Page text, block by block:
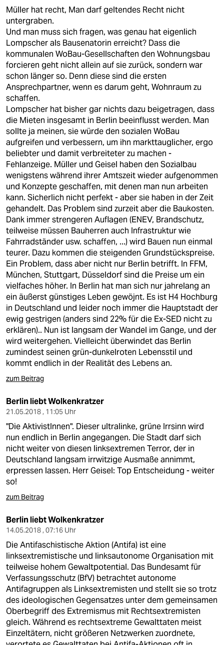
Müller hat recht, Man darf geltendes Recht nicht
untergraben.
Und man muss sich fragen, was genau hat eigenlich
Lompscher als Bausenatorin erreicht? Dass die
kommunalen WoBau-Gesellschaften den Wohnungsbau
forcieren geht nicht allein auf sie zurück, sondern war
schon länger so. Denn diese sind die ersten
Ansprechpartner, wenn es darum geht, Wohnraum zu
schaffen.
Lompscher hat bisher gar nichts dazu beigetragen, dass
die Mieten insgesamt in Berlin beeinflusst werden. Man
sollte ja meinen, sie würde den sozialen WoBau
aufgreifen und verbessern, um ihn markttauglicher, ergo
beliebter und damit verbreiteter zu machen -
Fehlanzeige. Müller und Geisel haben den Sozialbau
wenigstens während ihrer Amtszeit wieder aufgenommen
und Konzepte geschaffen, mit denen man nun arbeiten
kann. Sicherlich nicht perfekt - aber sie haben in der Zeit
gehandelt. Das Problem sind zurzeit aber die Baukosten.
Dank immer strengeren Auflagen (ENEV, Brandschutz,
teilweise müssen Bauherren auch Infrastruktur wie
Fahrradständer usw. schaffen, ...) wird Bauen nun einmal
teurer. Dazu kommen die steigenden Grundstückspreise.
Ein Problem, dass aber nicht nur Berlin betrifft. In FFM,
München, Stuttgart, Düsseldorf sind die Preise um ein
vielfaches höher. In Berlin hat man sich nur jahrelang an
ein äußerst günstiges Leben gewöjnt. Es ist H4 Hochburg
in Deutschland und leider noch immer die Hauptstadt der
ewig gestrigen (anders sind 22% für die Ex-SED nicht zu
erklären).. Nun ist langsam der Wandel im Gange, und der
wird weitergehen. Vielleicht überwindet das Berlin
zumindest seinen grün-dunkelroten Lebensstil und
kommt endlich in der Realität des Lebens an.
zum Beitrag
Berlin liebt Wolkenkratzer
21.05.2018 , 11:05 Uhr
"Die AktivistInnen". Dieser ultralinke, grüne Irrsinn wird
nun endlich in Berlin angegangen. Die Stadt darf sich
nicht weiter von diesen linksextremen Terror, der in
Deutschland langsam irrwitzige Ausmaße annimmt,
erpressen lassen. Herr Geisel: Top Entscheidung - weiter
so!
zum Beitrag
Berlin liebt Wolkenkratzer
14.05.2018 , 07:16 Uhr
Die Antifaschistische Aktion (Antifa) ist eine
linksextremistische und linksautonome Organisation mit
teilweise hohem Gewaltpotential. Das Bundesamt für
Verfassungsschutz (BfV) betrachtet autonome
Antifagruppen als Linksextremisten und stellt sie so trotz
des ideologischen Gegensatzes unter dem gemeinsamen
Oberbegriff des Extremismus mit Rechtsextremisten
gleich. Während es rechtsextreme Gewalttaten meist
Einzeltätern, nicht größeren Netzwerken zuordnete,